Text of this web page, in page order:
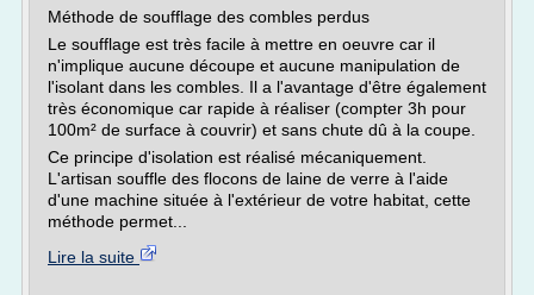
Méthode de soufflage des combles perdus
Le soufflage est très facile à mettre en oeuvre car il
n'implique aucune découpe et aucune manipulation de
l'isolant dans les combles. Il a l'avantage d'être également
très économique car rapide à réaliser (compter 3h pour
100m² de surface à couvrir) et sans chute dû à la coupe.
Ce principe d'isolation est réalisé mécaniquement.
L'artisan souffle des flocons de laine de verre à l'aide
d'une machine située à l'extérieur de votre habitat, cette
méthode permet...
Lire la suite